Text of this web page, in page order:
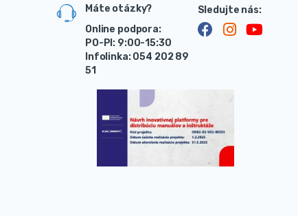
Máte otázky?
Online podpora:
PO-PI: 9:00-15:30
Infolinka: 054 202 89
51